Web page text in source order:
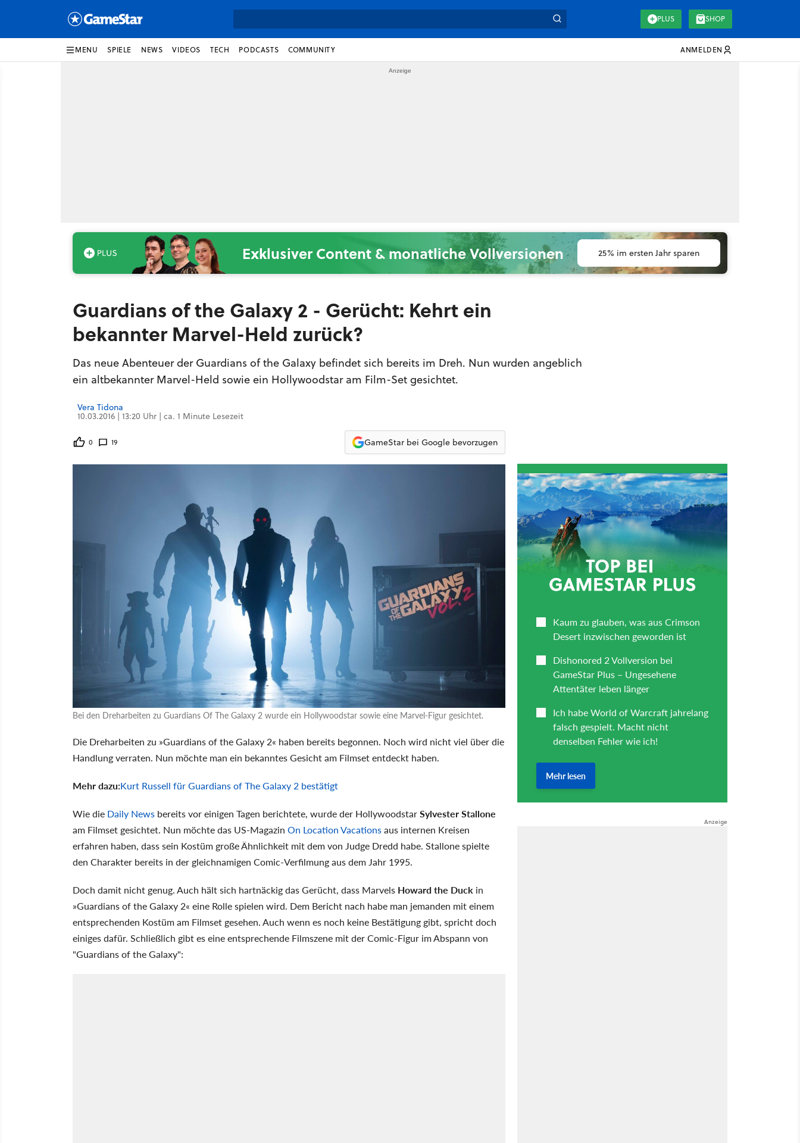
PLUS SHOP
MENU SPIELE NEWS VIDEOS TECH PODCASTS COMMUNITY ANMELDEN
Exklusiver Content & monatliche Vollversionen 25% im ersten Jahr sparen
Guardians of the Galaxy 2 - Gerücht: Kehrt ein
bekannter Marvel-Held zurück?
Das neue Abenteuer der Guardians of the Galaxy befindet sich bereits im Dreh. Nun wurden angeblich
ein altbekannter Marvel-Held sowie ein Hollywoodstar am Film-Set gesichtet.
Vera Tidona
10.03.2016 | 13:20 Uhr | ca. 1 Minute Lesezeit
0 19 GameStar bei Google bevorzugen
Bei den Dreharbeiten zu Guardians Of The Galaxy 2 wurde ein Hollywoodstar sowie eine Marvel-Figur gesichtet.
Die Dreharbeiten zu »Guardians of the Galaxy 2« haben bereits begonnen. Noch wird nicht viel über die
Handlung verraten. Nun möchte man ein bekanntes Gesicht am Filmset entdeckt haben.
Mehr dazu:Kurt Russell für Guardians of The Galaxy 2 bestätigt
Wie die Daily News bereits vor einigen Tagen berichtete, wurde der HollywoodstarSylvester Stallone
am Filmset gesichtet. Nun möchte das US-Magazin On Location Vacationsaus internen Kreisen
erfahren haben, dass sein Kostüm große Ähnlichkeit mit dem von Judge Dredd habe. Stallone spielte
den Charakter bereits in der gleichnamigen Comic-Verfilmung aus dem Jahr 1995.
Doch damit nicht genug. Auch hält sich hartnäckig das Gerücht, dass Marvels Howard the Duck in
»Guardians of the Galaxy 2« eine Rolle spielen wird. Dem Bericht nach habe man jemanden mit einem
entsprechenden Kostüm am Filmset gesehen. Auch wenn es noch keine Bestätigung gibt, spricht doch
einiges dafür. Schließlich gibt es eine entsprechende Filmszene mit der Comic-Figur im Abspann von
"Guardians of the Galaxy":